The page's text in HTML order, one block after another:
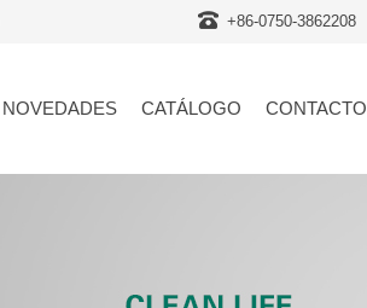
+86-0750-3862208
NOVEDADES CATÁLOGO CONTACTO